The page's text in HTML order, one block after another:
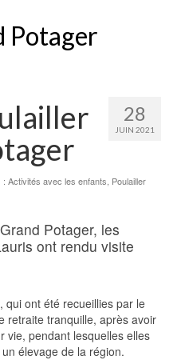
Potager
28
JUIN 2021
: Activités avec les enfants Poulailler
Potager, les
ont rendu visite
qui ont été recueillies par le
retraite tranquille, après avoir
vie, pendant lesquelles elles
élevage de la région.